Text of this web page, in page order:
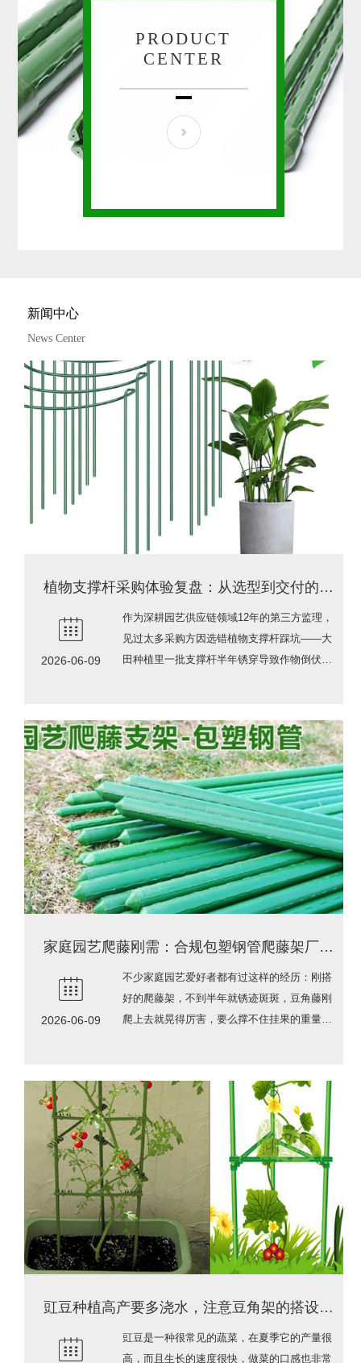
联系我们
PRODUCT
CENTER
新闻中心
News Center
植物支撑杆采购体验复盘：从选型到交付的全维度实测
2026-06-09
作为深耕园艺供应链领域12年的第三方监理，
见过太多采购方因选错植物支撑杆踩坑——大
田种植里一批支撑杆半年锈穿导致作物倒伏，
家庭园艺爬藤刚需：合规包塑钢管爬藤架厂家深度解析
2026-06-09
不少家庭园艺爱好者都有过这样的经历：刚搭
好的爬藤架，不到半年就锈迹斑斑，豆角藤刚
爬上去就晃得厉害，要么撑不住挂果的重量垮
豇豆种植高产要多浇水，注意豆角架的搭设，做好空气流通
豇豆是一种很常见的蔬菜，在夏季它的产量很
高，而且生长的速度很快，做菜的口感也非常